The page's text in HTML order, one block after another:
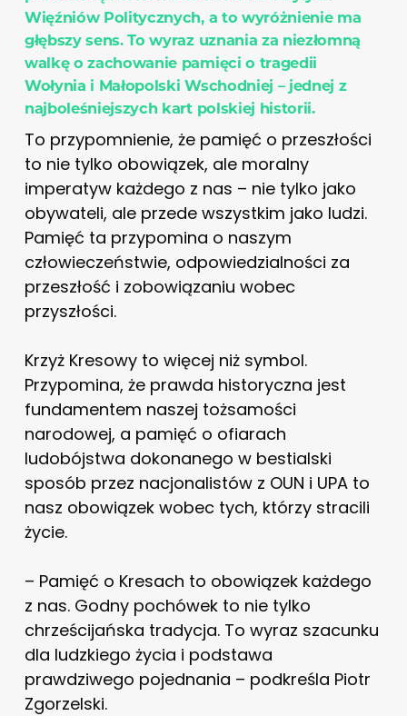
Więźniów Politycznych, a to wyróżnienie ma
głębszy sens. To wyraz uznania za niezłomną
walkę o zachowanie pamięci o tragedii
Wołynia i Małopolski Wschodniej – jednej z
najboleśniejszych kart polskiej historii.
To przypomnienie, że pamięć o przeszłości
to nie tylko obowiązek, ale moralny
imperatyw każdego z nas – nie tylko jako
obywateli, ale przede wszystkim jako ludzi.
Pamięć ta przypomina o naszym
człowieczeństwie, odpowiedzialności za
przeszłość i zobowiązaniu wobec
przyszłości.
Krzyż Kresowy to więcej niż symbol.
Przypomina, że prawda historyczna jest
fundamentem naszej tożsamości
narodowej, a pamięć o ofiarach
ludobójstwa dokonanego w bestialski
sposób przez nacjonalistów z OUN i UPA to
nasz obowiązek wobec tych, którzy stracili
życie.
– Pamięć o Kresach to obowiązek każdego
z nas. Godny pochówek to nie tylko
chrześcijańska tradycja. To wyraz szacunku
dla ludzkiego życia i podstawa
prawdziwego pojednania – podkreśla Piotr
Zgorzelski.